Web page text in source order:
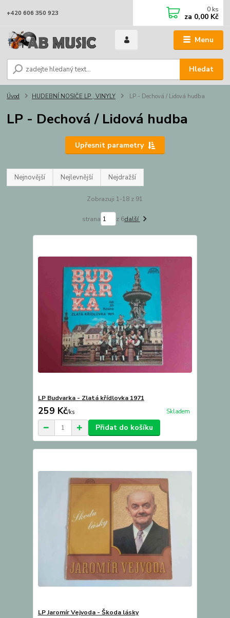
Menu
Hledat
+420 606 350 923 0 ks
za 0,00 Kč
Úvod HUDEBNÍ NOSIČE LP , VINYLY LP - Dechová / Lidová hudba
LP - Dechová / Lidová hudba
Upřesnit parametry
Nejnovější Nejlevnější Nejdražší
Zobrazuji 1-18 z 91
strana z 6další
LP Budvarka - Zlatá křídlovka 1971
259 Kč/ks Skladem
Přidat do košíku
LP Jaromír Vejvoda - Škoda lásky